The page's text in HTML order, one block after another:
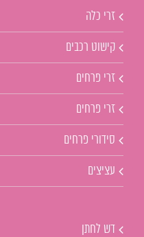
זרי כלה
קישוט רכבים
זרי פרחים
זרי פרחים
סידורי פרחים
עציצים
דש לחתן